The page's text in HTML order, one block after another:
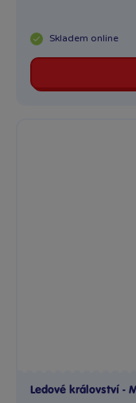
Skladem online
Ledové království -